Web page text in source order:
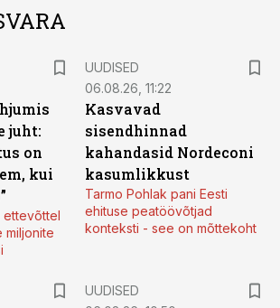
juht:
on
kui
ettevõttel
miljonite
UUDISED
06.08.26, 11:22
Kasvavad
sisendhinnad
kahandasid Nordeconi
kasumlikkust
Tarmo Pohlak pani Eesti
ehituse peatöövõtjad
konteksti - see on mõttekoht
UUDISED